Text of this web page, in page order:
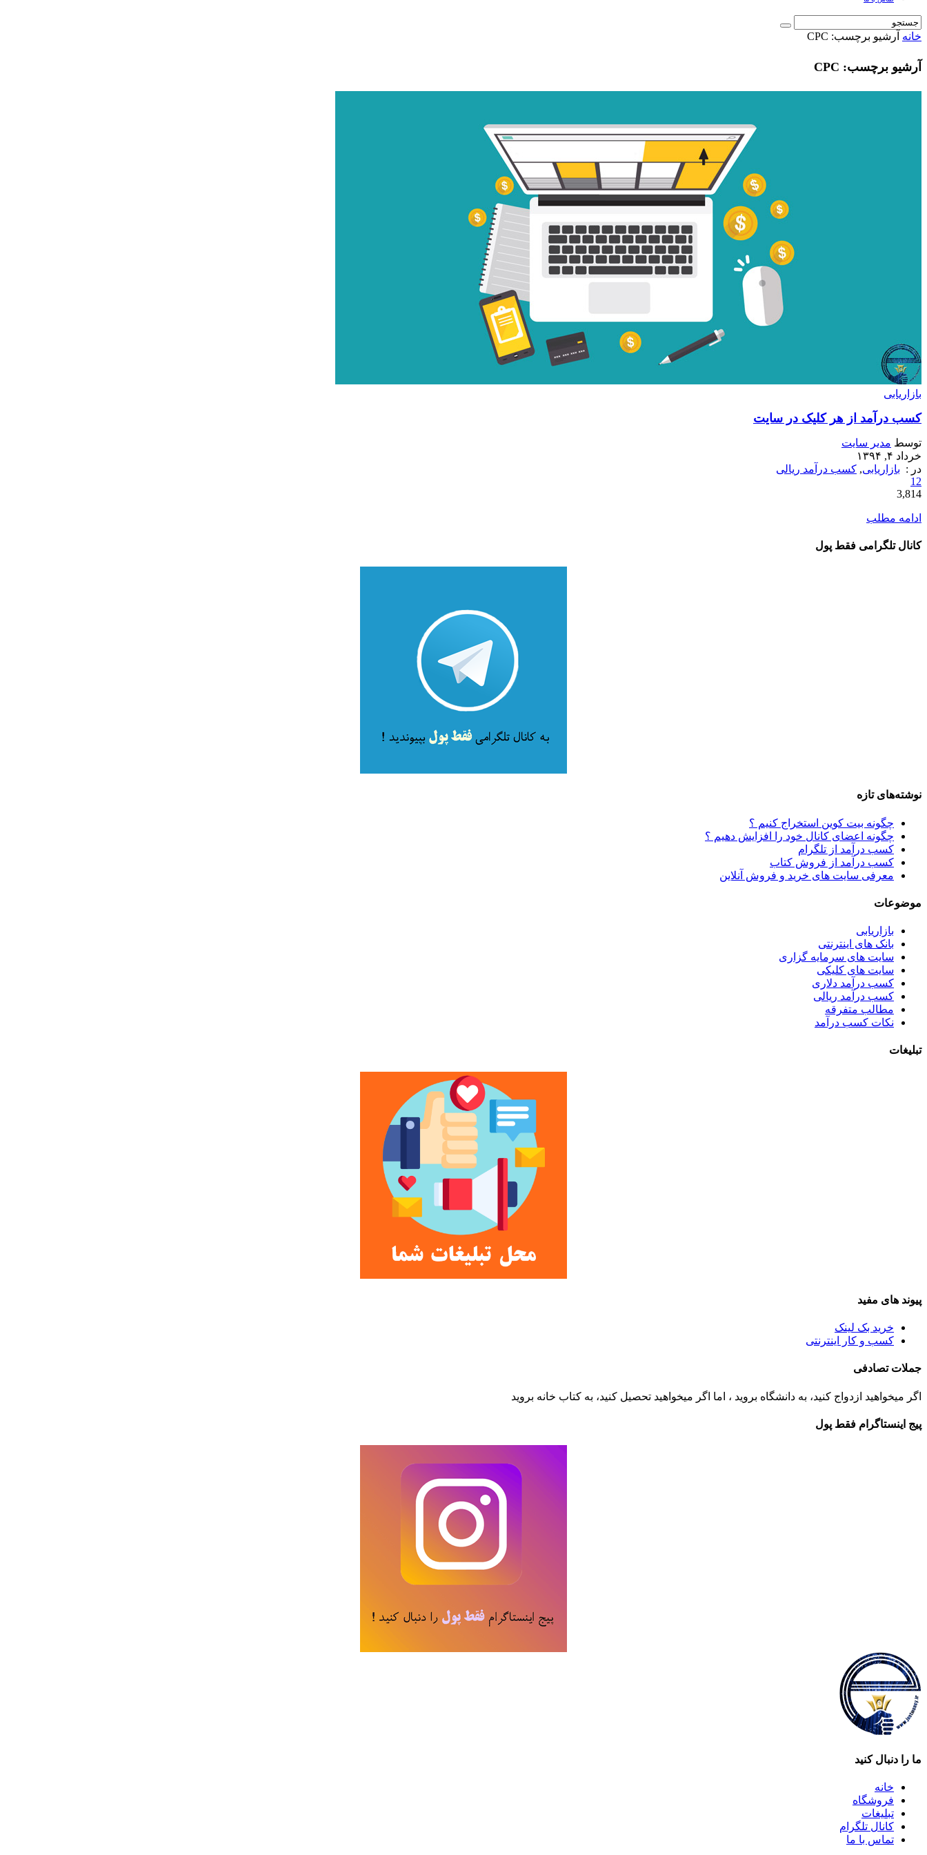
خانه آرشیو برچسب: CPC
آرشیو برچسب: CPC
بازاریابی
کسب درآمد از هر کلیک در سایت
توسط مدیر سایت
خرداد ۴, ۱۳۹۴
در : بازاریابی, کسب درآمد ریالی
12
3,814
ادامه مطلب
کانال تلگرامی فقط پول
نوشته‌های تازه
چگونه بیت کوین استخراج کنیم ؟
چگونه اعضای کانال خود را افزایش دهیم ؟
کسب درآمد از تلگرام
کسب درآمد از فروش کتاب
معرفی سایت های خرید و فروش آنلاین
موضوعات
بازاریابی
بانک های اینترنتی
سایت های سرمایه گزاری
سایت های کلیکی
کسب درآمد دلاری
کسب درآمد ریالی
مطالب متفرقه
نکات کسب درآمد
تبلیغات
پیوند های مفید
خرید بک لینک
کسب و کار اینترنتی
جملات تصادفی
اگر میخواهید ازدواج کنید، به دانشگاه بروید ، اما اگر میخواهید تحصیل کنید، به کتاب خانه بروید
پیج اینستاگرام فقط پول
ما را دنبال کنید
خانه
فروشگاه
تبلیغات
کانال تلگرام
تماس با ما